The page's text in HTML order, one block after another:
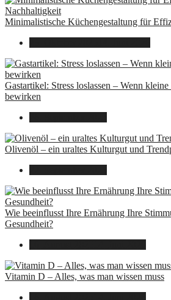
Minimalistische Küchengestaltung für
Gastartikel: Stress loslassen – Wenn
bewirken
Olivenöl – ein uraltes Kulturgut und
Wie beeinflusst Ihre Ernährung Ihre
Gesundheit?
Vitamin D – Alles, was man wissen muss